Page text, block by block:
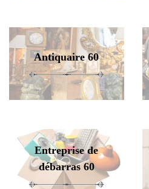
Antiquaire 60
Entreprise de
débarras 60